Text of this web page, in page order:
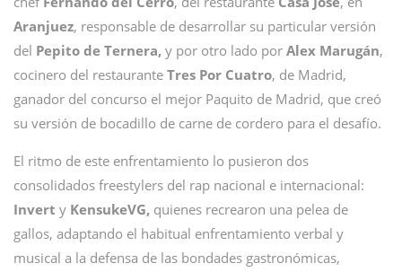
Aranjuez, responsable de desarrollar su particular versión
del Pepito de Ternera, y por otro lado por Alex Marugán,
cocinero del restaurante Tres Por Cuatro, de Madrid,
ganador del concurso el mejor Paquito de Madrid, que creó
su versión de bocadillo de carne de cordero para el desafío.
El ritmo de este enfrentamiento lo pusieron dos
consolidados freestylers del rap nacional e internacional:
Invert y KensukeVG, quienes recrearon una pelea de
gallos, adaptando el habitual enfrentamiento verbal y
musical a la defensa de las bondades gastronómicas,